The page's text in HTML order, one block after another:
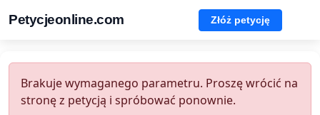
Petycjeonline.com Złóż petycję
Brakuje wymaganego parametru. Proszę wrócić na
stronę z petycją i spróbować ponownie.